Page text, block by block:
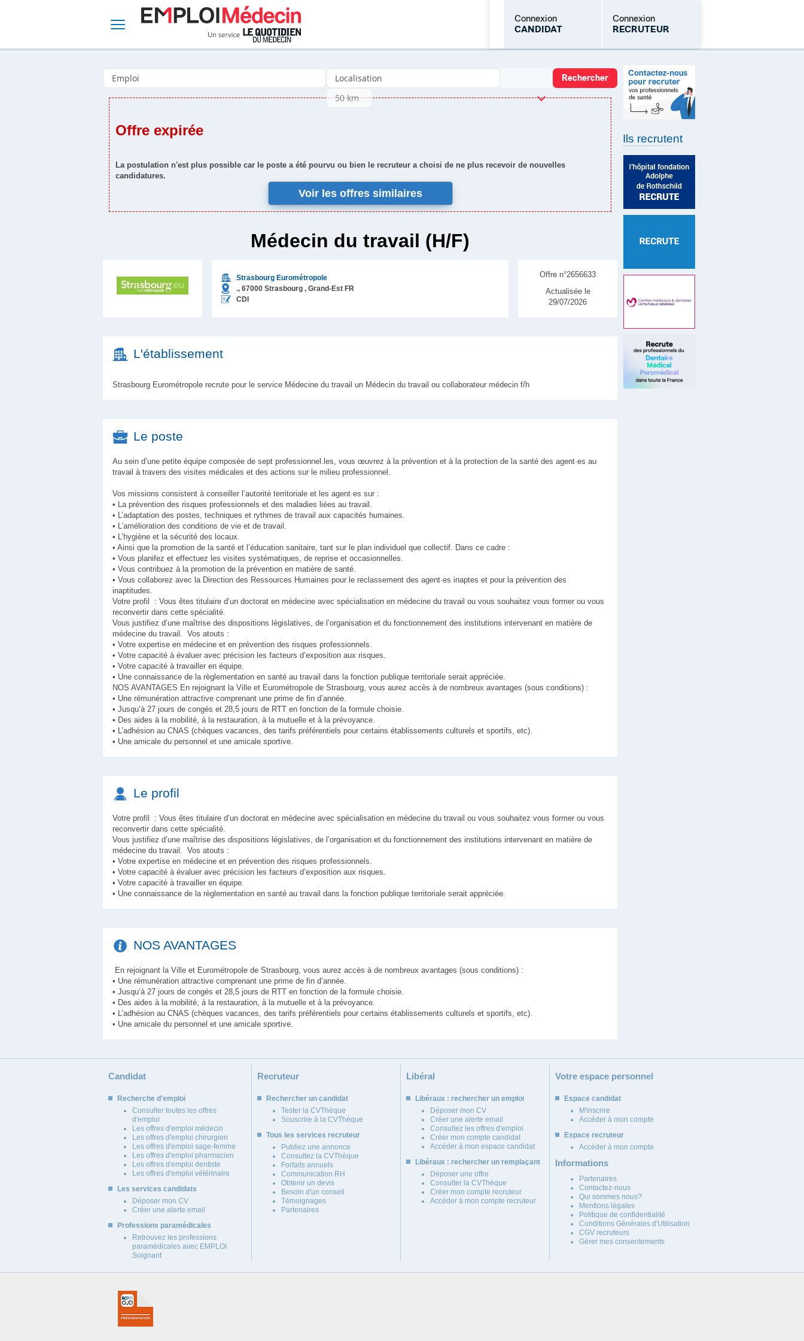
Connexion
CANDIDAT
Connexion
RECRUTEUR
Mot de passe oublié
Offre expirée
La postulation n'est plus possible car le poste a été pourvu ou bien le recruteur a choisi de ne plus recevoir de nouvelles
candidatures.
Voir les offres similaires
Médecin du travail (H/F)
Strasbourg Eurométropole
., 67000 Strasbourg , Grand-Est FR
CDI
Offre n°2656633
Actualisée le
29/07/2026
L'établissement
Strasbourg Eurométropole recrute pour le service Médecine du travail un Médecin du travail ou collaborateur médecin f/h
Le poste
Au sein d’une petite équipe composée de sept professionnel.les, vous œuvrez à la prévention et à la protection de la santé des agent·es au
travail à travers des visites médicales et des actions sur le milieu professionnel.
Vos missions consistent à conseiller l’autorité territoriale et les agent·es sur :
• La prévention des risques professionnels et des maladies liées au travail.
• L’adaptation des postes, techniques et rythmes de travail aux capacités humaines.
• L’amélioration des conditions de vie et de travail.
• L’hygiène et la sécurité des locaux.
• Ainsi que la promotion de la santé et l’éducation sanitaire, tant sur le plan individuel que collectif. Dans ce cadre :
• Vous planifez et effectuez les visites systématiques, de reprise et occasionnelles.
• Vous contribuez à la promotion de la prévention en matière de santé.
• Vous collaborez avec la Direction des Ressources Humaines pour le reclassement des agent·es inaptes et pour la prévention des
inaptitudes.
Votre profil : Vous êtes titulaire d’un doctorat en médecine avec spécialisation en médecine du travail ou vous souhaitez vous former ou vous
reconvertir dans cette spécialité.
Vous justifiez d’une maîtrise des dispositions législatives, de l’organisation et du fonctionnement des institutions intervenant en matière de
médecine du travail. Vos atouts :
• Votre expertise en médecine et en prévention des risques professionnels.
• Votre capacité à évaluer avec précision les facteurs d’exposition aux risques.
• Votre capacité à travailler en équipe.
• Une connaissance de la règlementation en santé au travail dans la fonction publique territoriale serait appréciée.
NOS AVANTAGES En rejoignant la Ville et Eurométropole de Strasbourg, vous aurez accès à de nombreux avantages (sous conditions) :
• Une rémunération attractive comprenant une prime de fin d’année.
• Jusqu’à 27 jours de congés et 28,5 jours de RTT en fonction de la formule choisie.
• Des aides à la mobilité, à la restauration, à la mutuelle et à la prévoyance.
• L’adhésion au CNAS (chèques vacances, des tarifs préférentiels pour certains établissements culturels et sportifs, etc).
• Une amicale du personnel et une amicale sportive.
Le profil
Votre profil : Vous êtes titulaire d’un doctorat en médecine avec spécialisation en médecine du travail ou vous souhaitez vous former ou vous
reconvertir dans cette spécialité.
Vous justifiez d’une maîtrise des dispositions législatives, de l’organisation et du fonctionnement des institutions intervenant en matière de
médecine du travail. Vos atouts :
• Votre expertise en médecine et en prévention des risques professionnels.
• Votre capacité à évaluer avec précision les facteurs d’exposition aux risques.
• Votre capacité à travailler en équipe.
• Une connaissance de la règlementation en santé au travail dans la fonction publique territoriale serait appréciée.
NOS AVANTAGES
En rejoignant la Ville et Eurométropole de Strasbourg, vous aurez accès à de nombreux avantages (sous conditions) :
• Une rémunération attractive comprenant une prime de fin d’année.
• Jusqu’à 27 jours de congés et 28,5 jours de RTT en fonction de la formule choisie.
• Des aides à la mobilité, à la restauration, à la mutuelle et à la prévoyance.
• L’adhésion au CNAS (chèques vacances, des tarifs préférentiels pour certains établissements culturels et sportifs, etc).
• Une amicale du personnel et une amicale sportive.
Ils recrutent
Candidat
Recherche d'emploi
Consulter toutes les offres
d'emploi
Les offres d'emploi médecin
Les offres d'emploi chirurgien
Les offres d'emploi sage-femme
Les offres d'emploi pharmacien
Les offres d'emploi dentiste
Les offres d'emploi vétérinaire
Les services candidats
Déposer mon CV
Créer une alerte email
Professions paramédicales
Retrouvez les professions
paramédicales avec EMPLOI
Soignant
Recruteur
Rechercher un candidat
Tester la CVThèque
Souscrire à la CVThèque
Tous les services recruteur
Publiez une annonce
Consultez la CVThèque
Forfaits annuels
Communication RH
Obtenir un devis
Besoin d'un conseil
Témoignages
Partenaires
Libéral
Libéraux : rechercher un emploi
Déposer mon CV
Créer une alerte email
Consultez les offres d'emploi
Créer mon compte candidat
Accéder à mon espace candidat
Libéraux : rechercher un remplaçant
Déposer une offre
Consulter la CVThèque
Créer mon compte recruteur
Accéder à mon compte recruteur
Votre espace personnel
Espace candidat
M'inscrire
Accéder à mon compte
Espace recruteur
Accéder à mon compte
Informations
Partenaires
Contactez-nous
Qui sommes nous?
Mentions légales
Politique de confidentialité
Conditions Générales d'Utilisation
CGV recruteurs
Gérer mes consentements